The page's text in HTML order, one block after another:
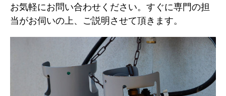
お気軽にお問い合わせください。すぐに専門の担
当がお伺いの上、ご説明させて頂きます。